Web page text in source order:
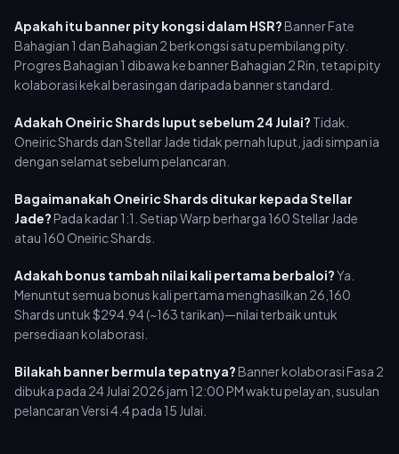
Apakah itu banner pity kongsi dalam HSR?Banner Fate
Bahagian 1 dan Bahagian 2 berkongsi satu pembilang pity.
Progres Bahagian 1 dibawa ke banner Bahagian 2 Rin, tetapi pity
kolaborasi kekal berasingan daripada banner standard.
Adakah Oneiric Shards luput sebelum 24 Julai? Tidak.
Oneiric Shards dan Stellar Jade tidak pernah luput, jadi simpan ia
dengan selamat sebelum pelancaran.
Bagaimanakah Oneiric Shards ditukar kepada Stellar
Jade?Pada kadar 1:1. Setiap Warp berharga 160 Stellar Jade
atau 160 Oneiric Shards.
Adakah bonus tambah nilai kali pertama berbaloi?Ya.
Menuntut semua bonus kali pertama menghasilkan 26,160
Shards untuk $294.94 (~163 tarikan)—nilai terbaik untuk
persediaan kolaborasi.
Bilakah banner bermula tepatnya?Banner kolaborasi Fasa 2
dibuka pada 24 Julai 2026 jam 12:00 PM waktu pelayan, susulan
pelancaran Versi 4.4 pada 15 Julai.